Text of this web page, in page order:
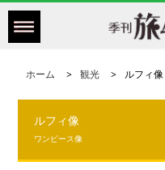
ホーム 観光 ルフィ像
ルフィ像
ワンピース像